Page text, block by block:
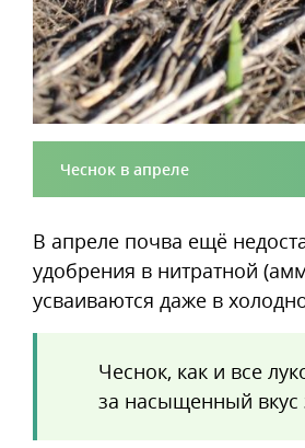
Чеснок в апреле
В апреле почва ещё
удобрения в нитратной
усваиваются даже в
Чеснок, как и все
за насыщенный вкус